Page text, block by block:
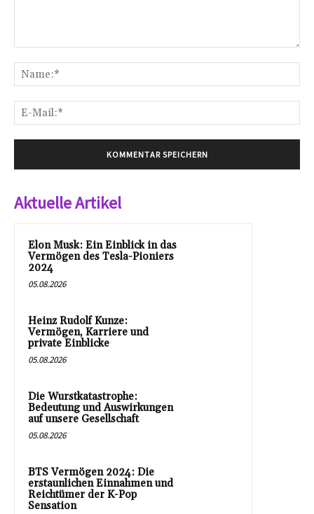
Aktuelle Artikel
Elon Musk: Ein Einblick in das
Vermögen des Tesla-Pioniers
2024
05.08.2026
Heinz Rudolf Kunze:
Vermögen, Karriere und
private Einblicke
05.08.2026
Die Wurstkatastrophe:
Bedeutung und Auswirkungen
auf unsere Gesellschaft
05.08.2026
BTS Vermögen 2024: Die
erstaunlichen Einnahmen und
Reichtümer der K-Pop
Sensation